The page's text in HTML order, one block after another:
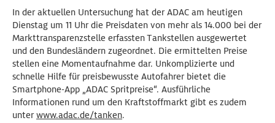
In der aktuellen Untersuchung hat der ADAC am heutigen
Dienstag um 11 Uhr die Preisdaten von mehr als 14.000 bei der
Markttransparenzstelle erfassten Tankstellen ausgewertet
und den Bundesländern zugeordnet. Die ermittelten Preise
stellen eine Momentaufnahme dar. Unkomplizierte und
schnelle Hilfe für preisbewusste Autofahrer bietet die
Smartphone-App „ADAC Spritpreise“. Ausführliche
Informationen rund um den Kraftstoffmarkt gibt es zudem
unterwww.adac.de/tanken.